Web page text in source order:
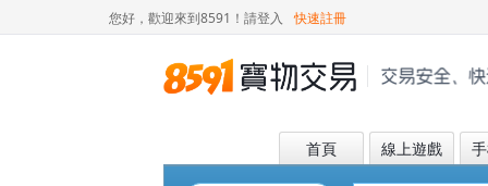
您好，歡迎來到8591！ 請登入 快速註冊
首頁 線上遊戲